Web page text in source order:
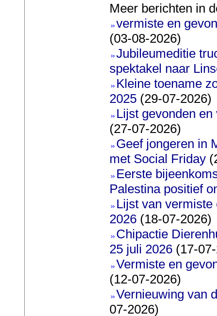
Meer berichten in
vermiste en
(03-08-2026)
Jubileumeditie
spektakel naar
Kleine toename
2025(29-07-2026)
Lijst gevonden
(27-07-2026)
Geef jongeren in
met Social Friday
Eerste
Palestina positief
Lijst van
2026(18-07-2026)
Chipactie
25 juli 2026(17-
Vermiste en
(12-07-2026)
Vernieuwing van
07-2026)